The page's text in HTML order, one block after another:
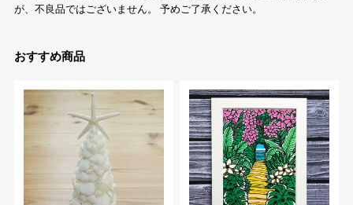
が、不良品ではございません。 予めご了承ください。
おすすめ商品